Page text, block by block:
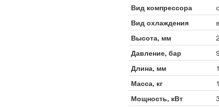
Вид компрессора
Вид охлаждения
Высота, мм
Давление, бар
Длина, мм
Масса, кг
Мощность, кВт